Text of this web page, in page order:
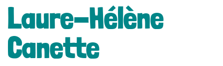
Laure-Hélène
Canette